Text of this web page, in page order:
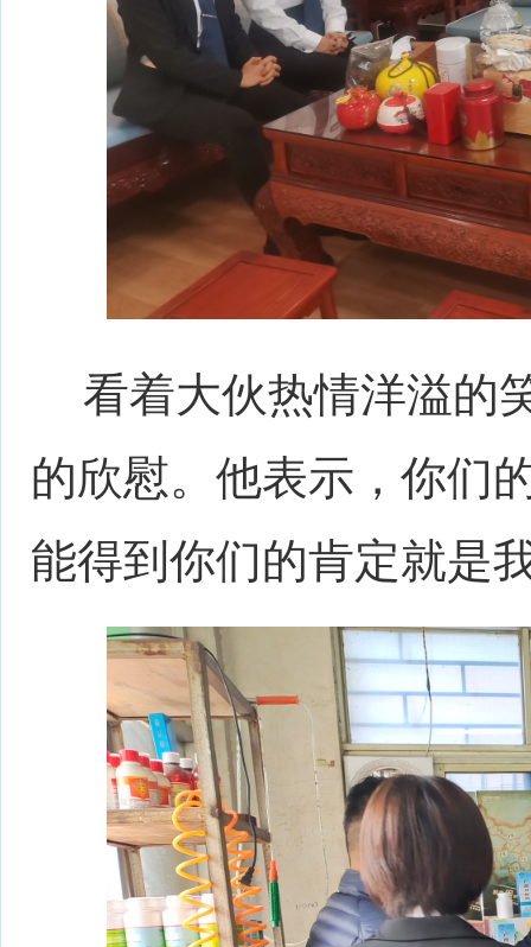
看着大伙热情洋溢的
的欣慰。他表示，你们
能得到你们的肯定就是